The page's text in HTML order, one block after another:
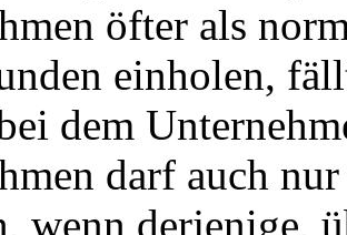
öfter als
einholen,
dem
darf auch
wenn derjenige,